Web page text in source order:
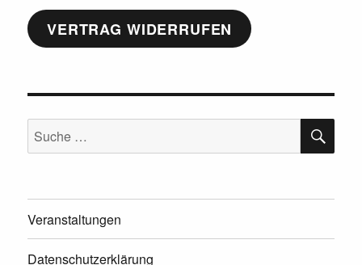
VERTRAG WIDERRUFEN
Suche
nach:
Veranstaltungen
Datenschutzerklärung